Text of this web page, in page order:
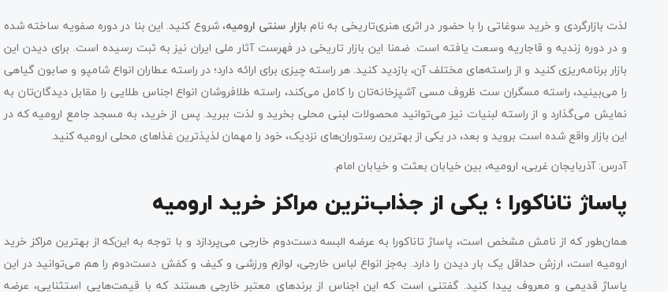
لذت بازارگردی و خرید سوغاتی را با حضور در اثری هنری‌تاریخی به نام بازار سنتی ارومیه، شروع کنید. این بنا در دوره صفویه ساخته شده
و در دوره زندیه و قاجاریه وسعت یافته است. ضمنا این بازار تاریخی در فهرست آثار ملی ایران نیز به ثبت رسیده است. برای دیدن این
بازار برنامه‌ریزی کنید و از راسته‌های مختلف آن، بازدید کنید. هر راسته چیزی برای ارائه دارد؛ در راسته عطاران انواع شامپو و صابون گیاهی
را می‌بینید، راسته مسگران ست ظروف مسی آشپزخانه‌تان را کامل می‌کند، راسته طلافروشان انواع اجناس طلایی را مقابل دیدگان‌تان به
نمایش می‌گذارد و از راسته لبنیات نیز می‌توانید محصولات لبنی محلی بخرید و لذت ببرید. پس از خرید، به مسجد جامع ارومیه که در
این بازار واقع شده است بروید و بعد، در یکی از بهترین رستوران‌های نزدیک، خود را مهمان لذیذترین غذاهای محلی ارومیه کنید.
آدرس: آذربایجان غربی، ارومیه، بین خیابان بعثت و خیابان امام.
پاساژ تاناکورا ؛ یکی از جذاب‌ترین مراکز خرید ارومیه
همان‌طور که از نامش مشخص است، پاساژ تاناکورا به عرضه البسه دست‌دوم خارجی می‌پردازد و با توجه به این‌که از بهترین مراکز خرید
ارومیه است، ارزش حداقل یک بار دیدن را دارد. به‌جز انواع لباس خارجی، لوازم ورزشی و کیف و کفش دست‌دوم را هم می‌توانید در این
پاساژ قدیمی و معروف پیدا کنید. گفتنی است که این اجناس از برندهای معتبر خارجی هستند که با قیمت‌هایی استثنایی، عرضه